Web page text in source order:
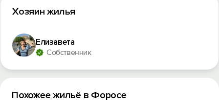
Хозяин жилья
Елизавета
Собственник
Похожее жильё в Форосе